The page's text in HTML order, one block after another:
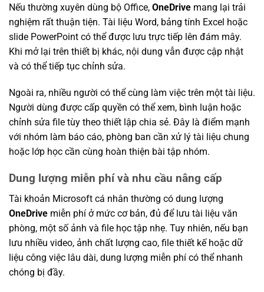
Nếu thường xuyên dùng bộ Office, OneDrive mang lại trải
nghiệm rất thuận tiện. Tài liệu Word, bảng tính Excel hoặc
slide PowerPoint có thể được lưu trực tiếp lên đám mây.
Khi mở lại trên thiết bị khác, nội dung vẫn được cập nhật
và có thể tiếp tục chỉnh sửa.
Ngoài ra, nhiều người có thể cùng làm việc trên một tài liệu.
Người dùng được cấp quyền có thể xem, bình luận hoặc
chỉnh sửa file tùy theo thiết lập chia sẻ. Đây là điểm mạnh
với nhóm làm báo cáo, phòng ban cần xử lý tài liệu chung
hoặc lớp học cần cùng hoàn thiện bài tập nhóm.
Dung lượng miễn phí và nhu cầu nâng cấp
Tài khoản Microsoft cá nhân thường có dung lượng
OneDrive miễn phí ở mức cơ bản, đủ để lưu tài liệu văn
phòng, một số ảnh và file học tập nhẹ. Tuy nhiên, nếu bạn
lưu nhiều video, ảnh chất lượng cao, file thiết kế hoặc dữ
liệu công việc lâu dài, dung lượng miễn phí có thể nhanh
chóng bị đầy.